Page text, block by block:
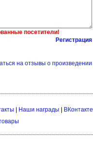
посетители!
Регистрация
на отзывы о произведении
| Наши награды | ВКонтакте